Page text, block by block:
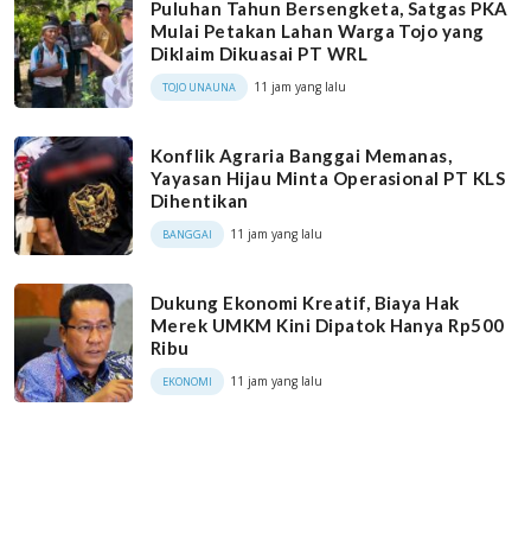
Puluhan Tahun Bersengketa, Satgas PKA
Mulai Petakan Lahan Warga Tojo yang
Diklaim Dikuasai PT WRL
TOJO UNAUNA 11 jam yang lalu
Konflik Agraria Banggai Memanas,
Yayasan Hijau Minta Operasional PT KLS
Dihentikan
BANGGAI 11 jam yang lalu
Dukung Ekonomi Kreatif, Biaya Hak
Merek UMKM Kini Dipatok Hanya Rp500
Ribu
EKONOMI 11 jam yang lalu